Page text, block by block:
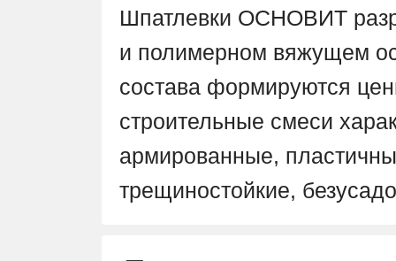
Шпатлевки ОСНОВИТ
и полимерном вяжущем
состава формируются
строительные смеси
армированные,
трещиностойкие,